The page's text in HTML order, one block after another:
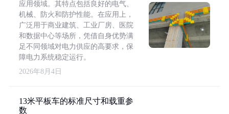
应用领域。其特点包括良好的电气、
机械、防火和防护性能。在应用上，
广泛用于商业建筑、工业厂房、医院
和数据中心等场所，凭借自身优势满
足不同领域对电力供应的高要求，保
障电力系统稳定运行。
2026年8月4日
13米平板车的标准尺寸和载重参
数